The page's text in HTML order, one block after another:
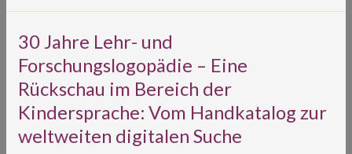
30 Jahre Lehr- und
Forschungslogopädie – Eine
Rückschau im Bereich der
Kindersprache: Vom Handkatalog zur
weltweiten digitalen Suche
30
Lehr-
und
Forschungslogopädie
Eine